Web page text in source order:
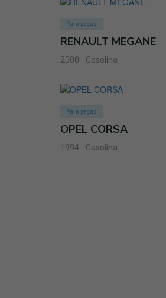
Para peças
RENAULT MEGANE
2000 - Gasolina
Para peças
OPEL CORSA
1994 - Gasolina